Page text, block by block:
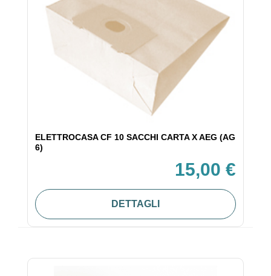
ELETTROCASA CF 10 SACCHI CARTA X AEG (AG
6)
15,00 €
DETTAGLI